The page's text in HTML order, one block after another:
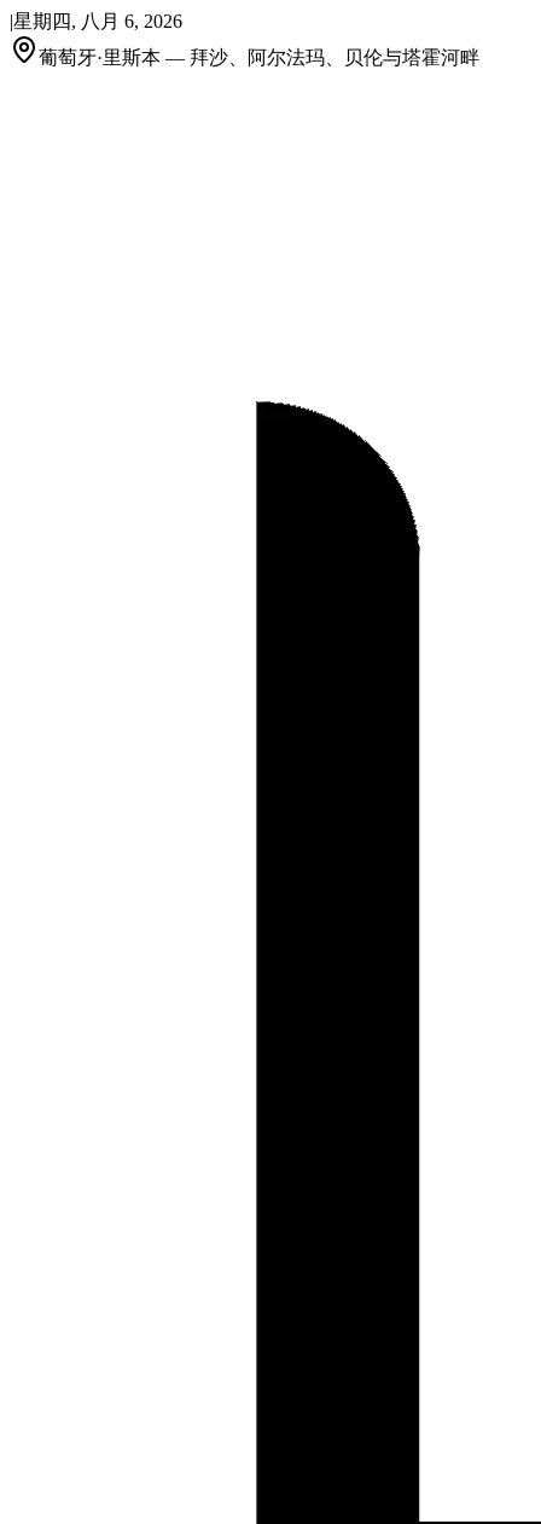
|星期四, 八月 6, 2026
葡萄牙·里斯本 — 拜沙、阿尔法玛、贝伦与塔霍河畔